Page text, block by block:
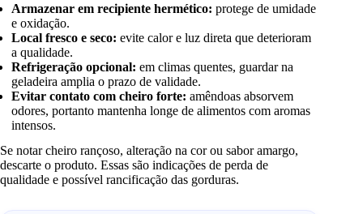
Armazenar em recipiente hermético: protege de umidade
e oxidação.
Local fresco e seco: evite calor e luz direta que deterioram
a qualidade.
Refrigeração opcional: em climas quentes, guardar na
geladeira amplia o prazo de validade.
Evitar contato com cheiro forte: amêndoas absorvem
odores, portanto mantenha longe de alimentos com aromas
intensos.
Se notar cheiro rançoso, alteração na cor ou sabor amargo,
descarte o produto. Essas são indicações de perda de
qualidade e possível rancificação das gorduras.